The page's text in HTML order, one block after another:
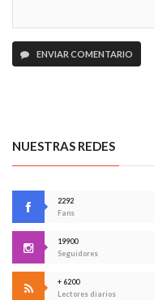
ENVIAR COMENTARIO
NUESTRAS REDES
2292
Fans
19900
Seguidores
+ 6200
Lectores diarios